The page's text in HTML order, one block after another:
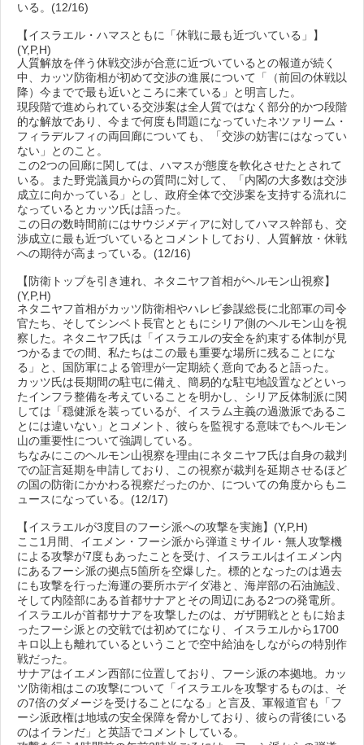
いる。(12/16)
【イスラエル・ハマスともに「休戦に最も近づいている」】
(Y,P,H)
人質解放を伴う休戦交渉が合意に近づいているとの報道が続く
中、カッツ防衛相が初めて交渉の進展について「（前回の休戦以
降）今までで最も近いところに来ている」と明言した。
現段階で進められている交渉案は全人質ではなく部分的かつ段階
的な解放であり、今まで何度も問題になっていたネツァリーム・
フィラデルフィの両回廊についても、「交渉の妨害にはなってい
ない」とのこと。
この2つの回廊に関しては、ハマスが態度を軟化させたとされて
いる。また野党議員からの質問に対して、「内閣の大多数は交渉
成立に向かっている」とし、政府全体で交渉案を支持する流れに
なっているとカッツ氏は語った。
この日の数時間前にはサウジメディアに対してハマス幹部も、交
渉成立に最も近づいているとコメントしており、人質解放・休戦
への期待が高まっている。(12/16)
【防衛トップを引き連れ、ネタニヤフ首相がヘルモン山視察】
(Y,P,H)
ネタニヤフ首相がカッツ防衛相やハレビ参謀総長に北部軍の司令
官たち、そしてシンベト長官とともにシリア側のヘルモン山を視
察した。ネタニヤフ氏は「イスラエルの安全を約束する体制が見
つかるまでの間、私たちはこの最も重要な場所に残ることにな
る」と、国防軍による管理が一定期続く意向であると語った。
カッツ氏は長期間の駐屯に備え、簡易的な駐屯地設置などといっ
たインフラ整備を考えていることを明かし、シリア反体制派に関
しては「穏健派を装っているが、イスラム主義の過激派であるこ
とには違いない」とコメント、彼らを監視する意味でもヘルモン
山の重要性について強調している。
ちなみにこのヘルモン山視察を理由にネタニヤフ氏は自身の裁判
での証言延期を申請しており、この視察が裁判を延期させるほど
の国の防衛にかかわる視察だったのか、についての角度からもニ
ュースになっている。(12/17)
【イスラエルが3度目のフーシ派への攻撃を実施】(Y,P,H)
ここ1月間、イエメン・フーシ派から弾道ミサイル・無人攻撃機
による攻撃が7度もあったことを受け、イスラエルはイエメン内
にあるフーシ派の拠点5箇所を空爆した。標的となったのは過去
にも攻撃を行った海運の要所ホデイダ港と、海岸部の石油施設、
そして内陸部にある首都サナアとその周辺にある2つの発電所。
イスラエルが首都サナアを攻撃したのは、ガザ開戦とともに始ま
ったフーシ派との交戦では初めてになり、イスラエルから1700
キロ以上も離れているということで空中給油をしながらの特別作
戦だった。
サナアはイエメン西部に位置しており、フーシ派の本拠地。カッ
ツ防衛相はこの攻撃について「イスラエルを攻撃するものは、そ
の7倍のダメージを受けることになる」と言及、軍報道官も「フ
ーシ派政権は地域の安全保障を脅かしており、彼らの背後にいる
のはイランだ」と英語でコメントしている。